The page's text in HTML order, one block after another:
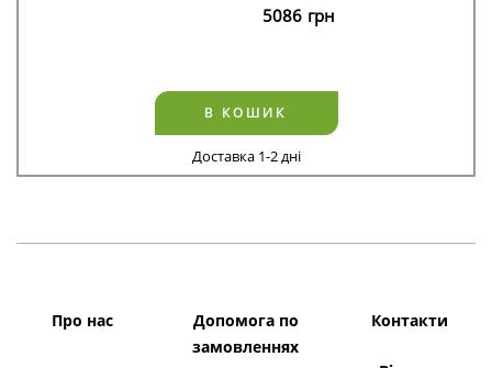
5086 грн
В КОШИК
Доставка 1-2 дні
Про нас
Допомога по
замовленнях
Контакти